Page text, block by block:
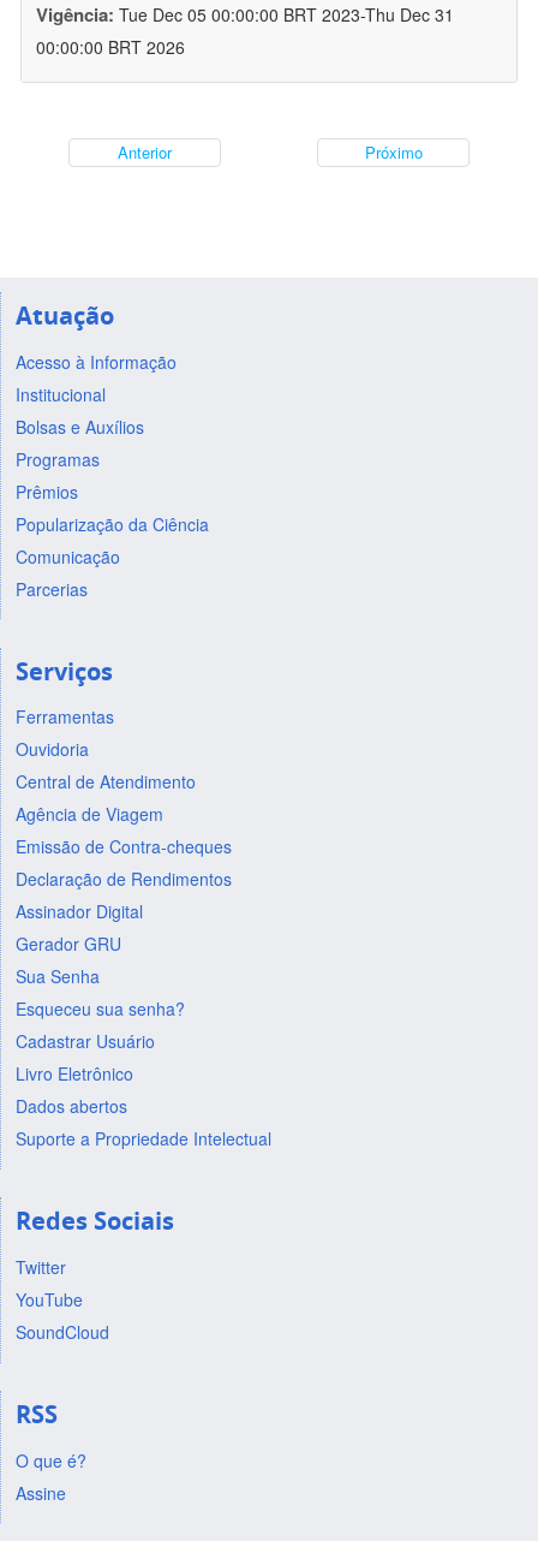
Vigência: Tue Dec 05 00:00:00 BRT 2023-Thu Dec 31
00:00:00 BRT 2026
Anterior Próximo
Atuação
Acesso à Informação
Institucional
Bolsas e Auxílios
Programas
Prêmios
Popularização da Ciência
Comunicação
Parcerias
Serviços
Ferramentas
Ouvidoria
Central de Atendimento
Agência de Viagem
Emissão de Contra-cheques
Declaração de Rendimentos
Assinador Digital
Gerador GRU
Sua Senha
Esqueceu sua senha?
Cadastrar Usuário
Livro Eletrônico
Dados abertos
Suporte a Propriedade Intelectual
Redes Sociais
Twitter
YouTube
SoundCloud
RSS
O que é?
Assine